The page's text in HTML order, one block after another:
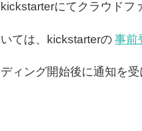
にてクラウドフ
ては、kickstarterの 事前
ィング開始後に通知を